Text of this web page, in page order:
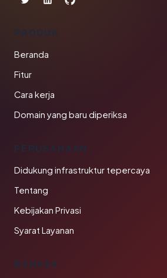
PRODUK
Beranda
Fitur
Cara kerja
Domain yang baru diperiksa
PERUSAHAAN
Didukung infrastruktur tepercaya
Tentang
Kebijakan Privasi
Syarat Layanan
BAHASA